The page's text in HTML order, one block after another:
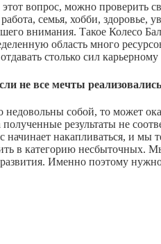
вопрос, можно проверить
семья, хобби,
внимания. Такое Колесо
область много
столько сил карьерному
не все мечты
собой, то может
полученные результаты не
начинает накапливаться, и
в категорию несбыточных.
Именно поэтому